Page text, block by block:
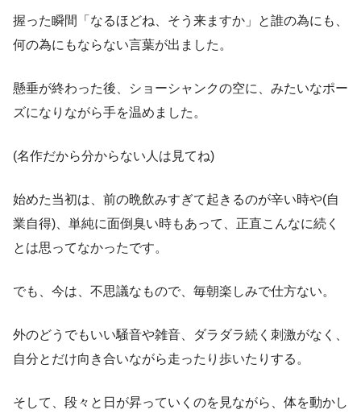
握った瞬間「なるほどね、そう来ますか」と誰の為にも、
何の為にもならない言葉が出ました。
懸垂が終わった後、ショーシャンクの空に、みたいなポー
ズになりながら手を温めました。
(名作だから分からない人は見てね)
始めた当初は、前の晩飲みすぎて起きるのが辛い時や(自
業自得)、単純に面倒臭い時もあって、正直こんなに続く
とは思ってなかったです。
でも、今は、不思議なもので、毎朝楽しみで仕方ない。
外のどうでもいい騒音や雑音、ダラダラ続く刺激がなく、
自分とだけ向き合いながら走ったり歩いたりする。
そして、段々と日が昇っていくのを見ながら、体を動かし